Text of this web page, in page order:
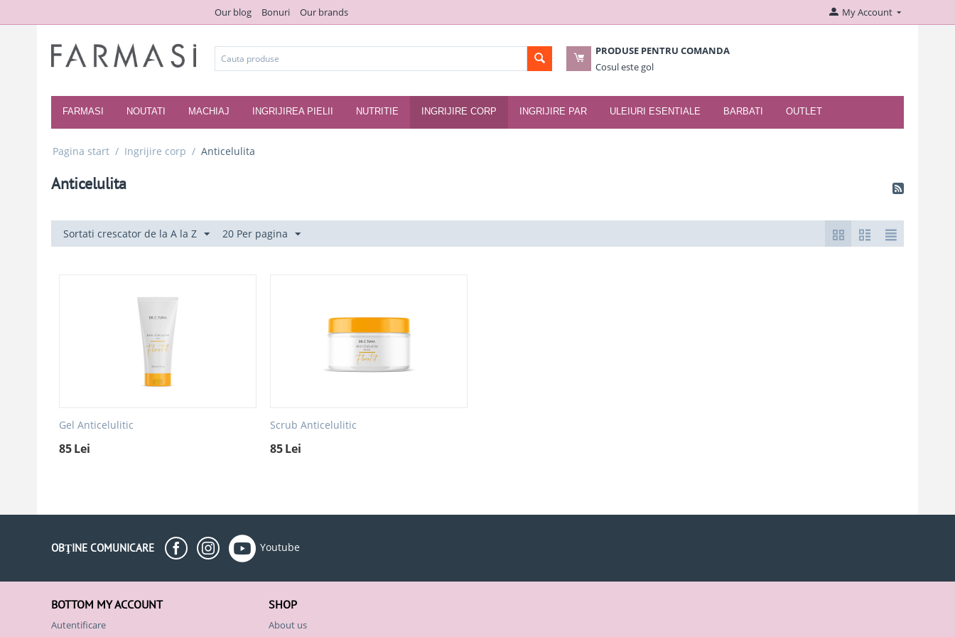
Our blog Bonuri Our brands My Account
PRODUSE PENTRU COMANDA
Cosul este gol
FARMASI NOUTATI MACHIAJ INGRIJIREA PIELII NUTRITIE INGRIJIRE CORP INGRIJIRE PAR ULEIURI ESENTIALE BARBATI OUTLET
Pagina start / Ingrijire corp / Anticelulita
Anticelulita
Sortati crescator de la A la Z 20 Per pagina
Gel Anticelulitic
85Lei
Scrub Anticelulitic
85 Lei
OBŢINE COMUNICARE Youtube
BOTTOM MY ACCOUNT
Autentificare
SHOP
About us